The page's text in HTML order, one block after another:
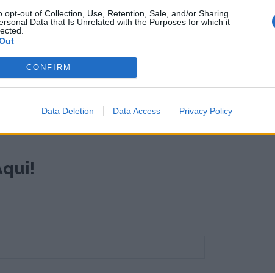
opt-out of Collection, Use, Retention, Sale, and/or Sharing
Data that Is Unrelated with the Purposes for which it
CONFIRM
Data Deletion Data Access Privacy Policy
(Passadiços) – 4.ª e 5.ª fases, reforçando a
do território.